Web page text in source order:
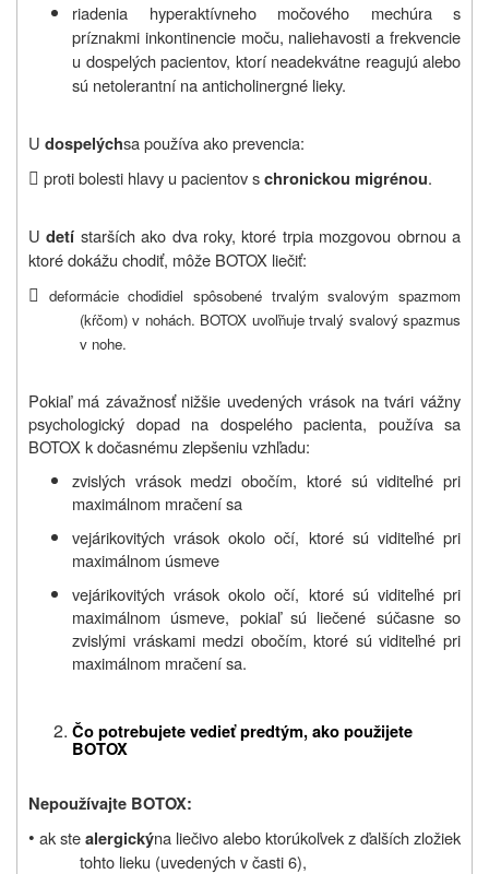
riadenia hyperaktívneho močového mechúra s
príznakmi inkontinencie moču, naliehavosti a frekvencie
u dospelých pacientov, ktorí neadekvátne reagujú alebo
sú netolerantní na anticholinergné lieky.
U dospelýchsa používa ako prevencia:
 proti bolesti hlavy u pacientov schronickou migrénou.
Udetí starších ako dva roky, ktoré trpia mozgovou obrnou a
ktoré dokážu chodiť, môže BOTOX liečiť:
 deformácie chodidiel spôsobené trvalým svalovým spazmom
(kŕčom) v nohách. BOTOX uvoľňuje trvalý svalový spazmus
v nohe.
Pokiaľ má závažnosť nižšie uvedených vrások na tvári vážny
psychologický dopad na dospelého pacienta, používa sa
BOTOX k dočasnému zlepšeniu vzhľadu:
zvislých vrások medzi obočím, ktoré sú viditeľné pri
maximálnom mračení sa
vejárikovitých vrások okolo očí, ktoré sú viditeľné pri
maximálnom úsmeve
vejárikovitých vrások okolo očí, ktoré sú viditeľné pri
maximálnom úsmeve, pokiaľ sú liečené súčasne so
zvislými vráskami medzi obočím, ktoré sú viditeľné pri
maximálnom mračení sa.
Čo potrebujete vedieť predtým, ako použijete
BOTOX
Nepoužívajte BOTOX:
• ak stealergickýna liečivo alebo ktorúkoľvek z ďalších zložiek
tohto lieku (uvedených v časti 6),